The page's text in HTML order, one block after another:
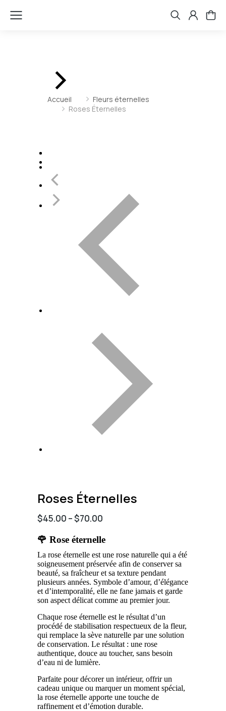
Vous êtes ici :
Accueil
Fleurs éternelles
Roses Éternelles
Roses Éternelles
$45.00 –$70.00
🌹 Rose éternelle
La rose éternelle est une rose naturelle qui a été
soigneusement préservée afin de conserver sa
beauté, sa fraîcheur et sa texture pendant
plusieurs années. Symbole d’amour, d’élégance
et d’intemporalité, elle ne fane jamais et garde
son aspect délicat comme au premier jour.
Chaque rose éternelle est le résultat d’un
procédé de stabilisation respectueux de la fleur,
qui remplace la sève naturelle par une solution
de conservation. Le résultat : une rose
authentique, douce au toucher, sans besoin
d’eau ni de lumière.
Parfaite pour décorer un intérieur, offrir un
cadeau unique ou marquer un moment spécial,
la rose éternelle apporte une touche de
raffinement et d’émotion durable.